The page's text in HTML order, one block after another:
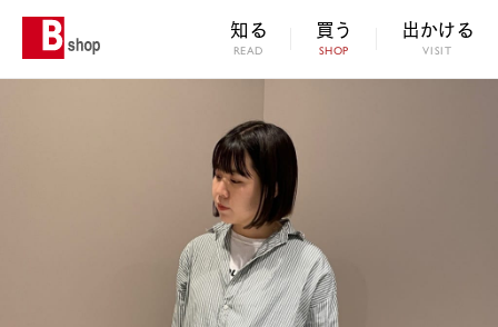
知る
READ
買う
SHOP
出かける
VISIT